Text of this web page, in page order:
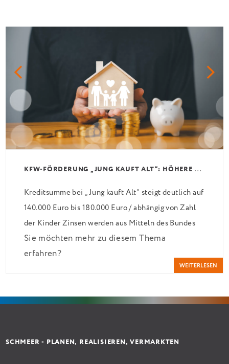
K
FW-FÖRDERUNG „JUNG KAUFT ALT“: HÖHERE KREDITE AB AUGUST 2026
Kreditsumme bei „Jung kauft Alt“ steigt deutlich auf
140.000 Euro bis 180.000 Euro / abhängig von Zahl
der Kinder Zinsen werden aus Mitteln des Bundes
verbilligt: Heutiger Zins bei 0,53 Prozent effektiv
bei 35 Jahren Laufzeit und 10 Jahren Zinsbindung
Antragstellende verpflichten sich zu energetischer
Sanierung in Einzelmaßnahmen […]
Sie möchten mehr zu diesem Thema
erfahren?
WEITERLESEN
SCHMEER - PLANEN, REALISIEREN, VERMARKTEN